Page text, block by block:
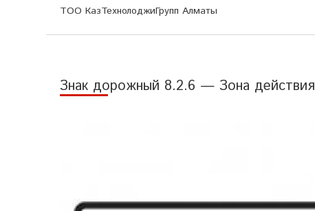
ТОО КазТехнолоджиГрупп Алматы
Знак дорожный 8.2.6 — Зона действия